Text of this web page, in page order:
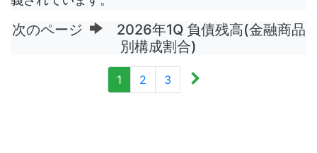
次のページ
2026年1Q 負債残高(金融商品
別構成割合)
1 2 3